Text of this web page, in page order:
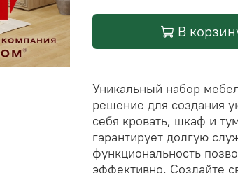
В
Уникальный набор
решение для создания
себя кровать, шкаф и
гарантирует долгую
функциональность
эффективно. Создайте